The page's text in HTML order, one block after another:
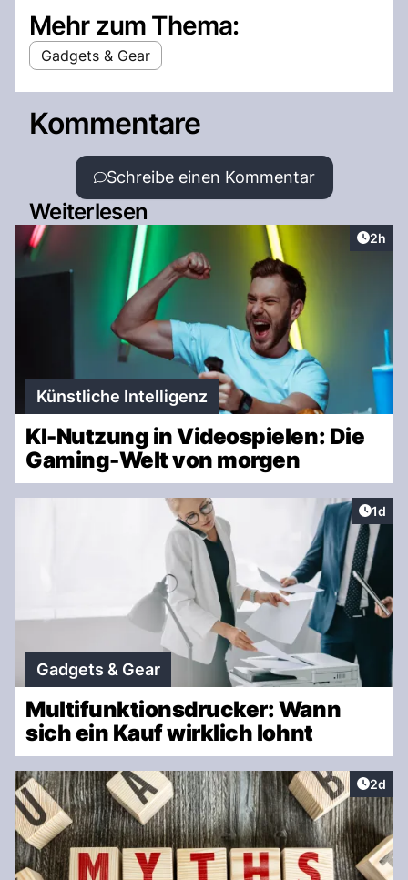
Mehr zum Thema:
Gadgets & Gear
Kommentare
Schreibe einen Kommentar
Weiterlesen
2h
Künstliche Intelligenz
KI-Nutzung in Videospielen: Die
Gaming-Welt von morgen
1d
Gadgets & Gear
Multifunktionsdrucker: Wann
sich ein Kauf wirklich lohnt
2d